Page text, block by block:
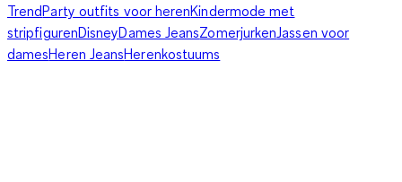
TrendParty outfits voor herenKindermode met
stripfigurenDisneyDames JeansZomerjurken Jassen voor
damesHeren JeansHerenkostuums